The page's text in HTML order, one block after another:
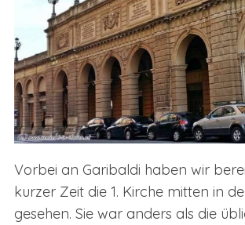
Vorbei an Garibaldi haben wir
kurzer Zeit die 1. Kirche mitten in
gesehen. Sie war anders als die
S